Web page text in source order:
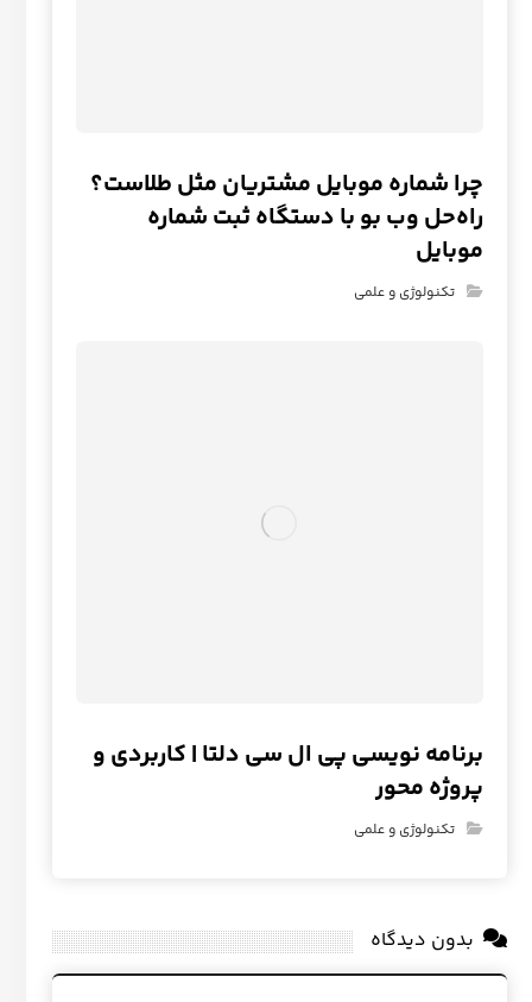
چرا شماره موبایل مشتریان مثل طلاست؟
راه‌حل وب‌ بو با دستگاه ثبت شماره
موبایل
تکنولوژی و علمی
برنامه نویسی پی ال سی دلتا | کاربردی و
پروژه محور
تکنولوژی و علمی
بدون دیدگاه